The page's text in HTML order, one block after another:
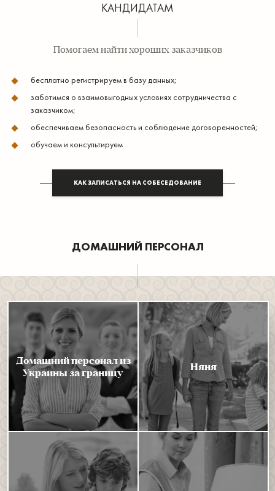
КАНДИДАТАМ
Помогаем найти хороших заказчиков
бесплатно регистрируем в базу данных;
заботимся о взаимовыгодных условиях сотрудничества с
заказчиком;
обеспечиваем безопасность и соблюдение договоренностей;
обучаем и консультируем
КАК ЗАПИСАТЬСЯ НА СОБЕСЕДОВАНИЕ
ДОМАШНИЙ ПЕРСОНАЛ
Домашний персонал из
Украины за границу
Няня